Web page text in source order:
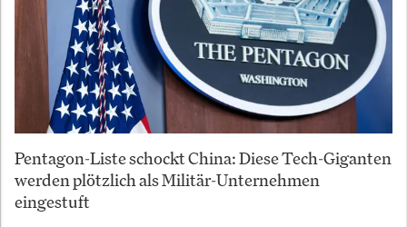
Pentagon-Liste schockt China: Diese Tech-Giganten
werden plötzlich als Militär-Unternehmen
eingestuft